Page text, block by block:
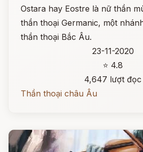
Ostara hay Eostre là nữ thần
thần thoại Germanic, một
thần thoại Bắc Âu.
23-11-2020
⭐ 4.8
4,647 lượt đọc
Thần thoại châu Âu